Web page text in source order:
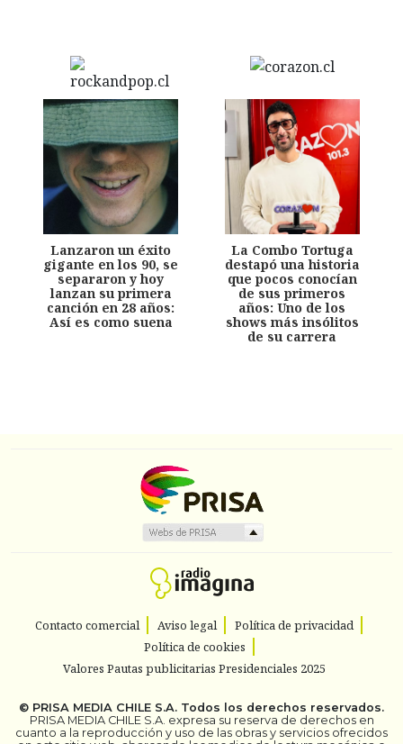
Lanzaron un éxito
gigante en los 90, se
separaron y hoy
lanzan su primera
canción en 28 años:
Así es como suena
La Combo Tortuga
destapó una historia
que pocos conocían
de sus primeros
años: Uno de los
shows más insólitos
de su carrera
Contacto comercial Aviso legal
Política de privacidad
Política de cookies
Valores Pautas publicitarias Presidenciales 2025
© PRISA MEDIA CHILE S.A. Todos los derechos reservados.
PRISA MEDIA CHILE S.A. expresa su reserva de derechos en
cuanto a la reproducción y uso de las obras y servicios ofrecidos